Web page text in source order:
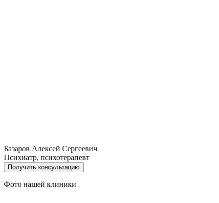
Базаров Алексей Сергеевич
Психиатр, психотерапевт
Получить консультацию
Фото нашей клиники